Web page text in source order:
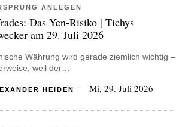
ANLEGEN
Das Yen-Risiko | Tichys
am 29. Juli 2026
Währung wird gerade ziemlich wichtig –
weil der…
HEIDEN | Mi, 29. Juli 2026